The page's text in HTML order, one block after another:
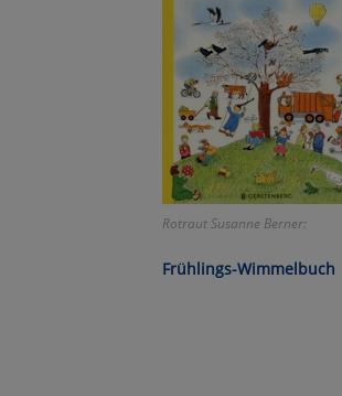
Rotraut Susanne Berner:
Frühlings-Wimmelbuch